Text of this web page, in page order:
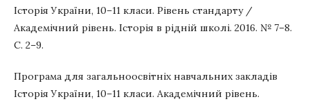
Історія України, 10–11 класи. Рівень стандарту /
Академічний рівень. Історія в рідній школі. 2016. № 7–8.
С. 2–9.
Програма для загальноосвітніх навчальних закладів
Історія України, 10–11 класи. Академічний рівень.